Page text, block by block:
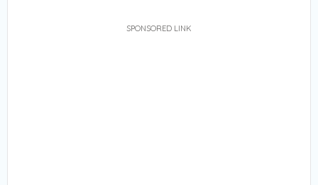
SPONSORED LINK